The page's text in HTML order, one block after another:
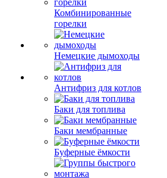
Комбинированные
горелки
Немецкие дымоходы
Антифриз для котлов
Баки для топлива
Баки мембранные
Буферные ёмкости